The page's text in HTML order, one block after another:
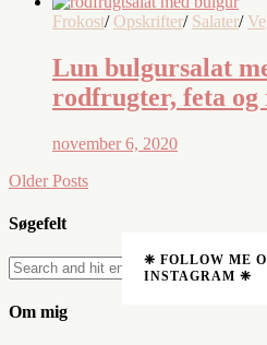
Frokost/ Opskrifter/ Salater/
Lun bulgursalat
rodfrugter, feta og
november 6, 2020
Older Posts
Søgefelt
Om mig
❈ FOLLOW ME
INSTAGRAM ❈